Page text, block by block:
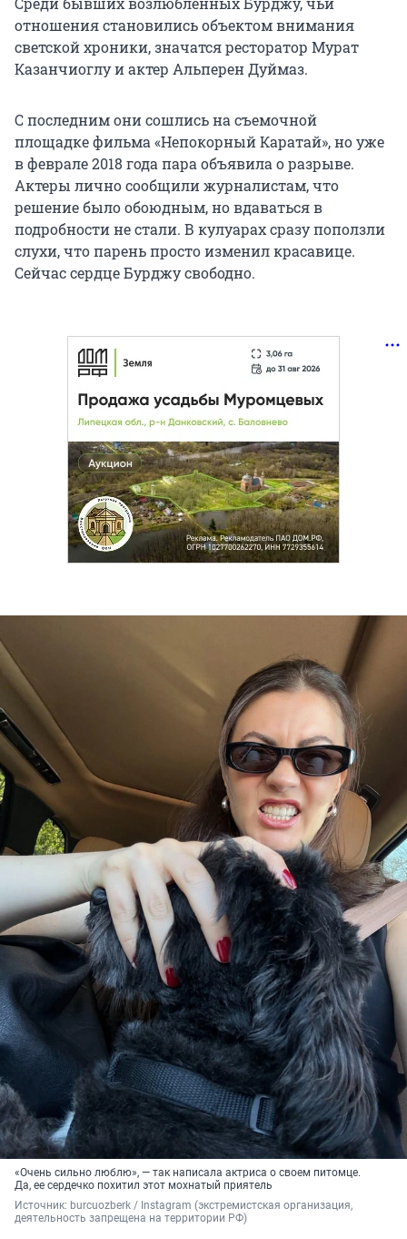
отношения становились объектом внимания
светской хроники, значатся ресторатор Мурат
Казанчиоглу и актер Альперен Дуймаз.
С последним они сошлись на съемочной
площадке фильма «Непокорный Каратай», но уже
в феврале 2018 года пара объявила о разрыве.
Актеры лично сообщили журналистам, что
решение было обоюдным, но вдаваться в
подробности не стали. В кулуарах сразу поползли
слухи, что парень просто изменил красавице.
Сейчас сердце Бурджу свободно.
«Очень сильно люблю», — так написала актриса о своем питомце.
Да, ее сердечко похитил этот мохнатый приятель
Источник: burcuozberk / Instagram (экстремистская организация,
деятельность запрещена на территории РФ)